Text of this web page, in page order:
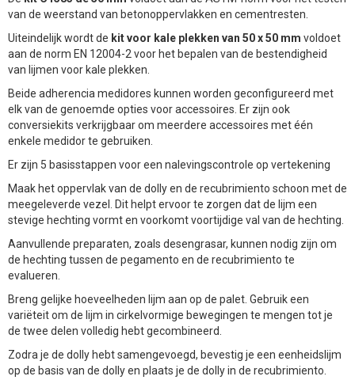
van de weerstand van betonoppervlakken en cementresten.
Uiteindelijk wordt de kit voor kale plekken van 50 x 50 mm voldoet
aan de norm EN 12004-2 voor het bepalen van de bestendigheid
van lijmen voor kale plekken.
Beide adherencia medidores kunnen worden geconfigureerd met
elk van de genoemde opties voor accessoires. Er zijn ook
conversiekits verkrijgbaar om meerdere accessoires met één
enkele medidor te gebruiken.
Er zijn 5 basisstappen voor een nalevingscontrole op vertekening
Maak het oppervlak van de dolly en de recubrimiento schoon met de
meegeleverde vezel. Dit helpt ervoor te zorgen dat de lijm een
stevige hechting vormt en voorkomt voortijdige val van de hechting.
Aanvullende preparaten, zoals desengrasar, kunnen nodig zijn om
de hechting tussen de pegamento en de recubrimiento te
evalueren.
Breng gelijke hoeveelheden lijm aan op de palet. Gebruik een
variëteit om de lijm in cirkelvormige bewegingen te mengen tot je
de twee delen volledig hebt gecombineerd.
Zodra je de dolly hebt samengevoegd, bevestig je een eenheidslijm
op de basis van de dolly en plaats je de dolly in de recubrimiento.